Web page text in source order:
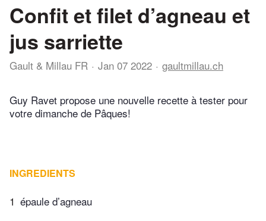
Confit et filet d’agneau et
jus sarriette
Gault & Millau FR Jan 07 2022 gaultmillau.ch
Guy Ravet propose une nouvelle recette à tester pour
votre dimanche de Pâques!
INGREDIENTS
1 épaule d’agneau